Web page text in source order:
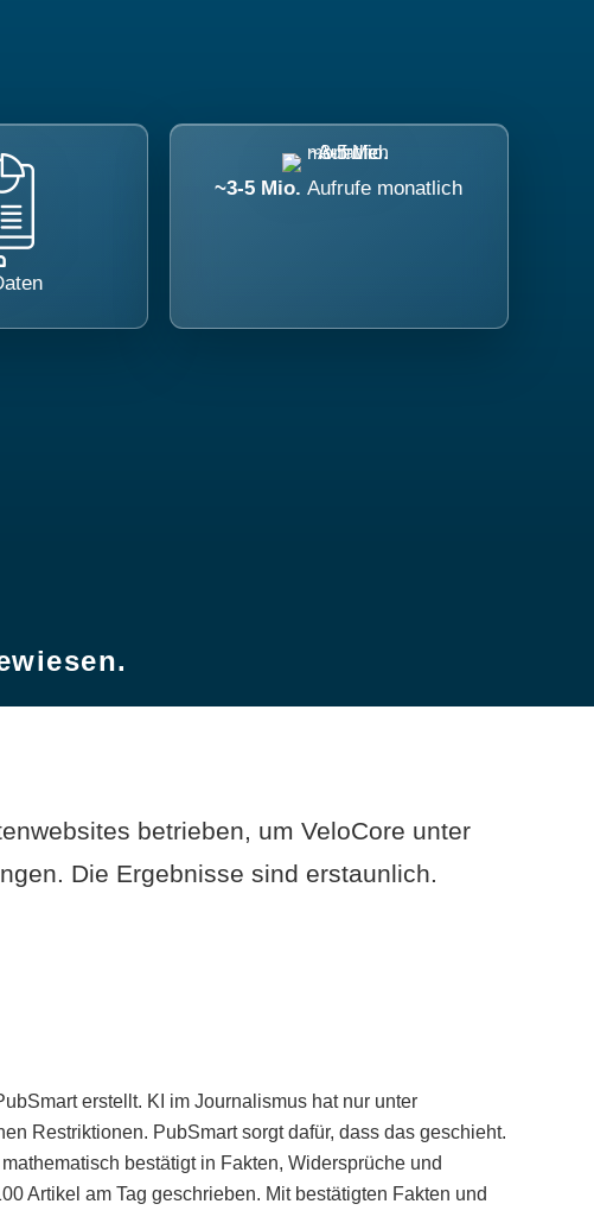
~3-5 Mio.Aufrufe monatlich
betrieben, um VeloCore unter
Die Ergebnisse sind erstaunlich.
erstellt. KI im Journalismus hat nur unter
Restriktionen. PubSmart sorgt dafür, dass das geschieht.
bestätigt in Fakten, Widersprüche und
Artikel am Tag geschrieben. Mit bestätigten Fakten und